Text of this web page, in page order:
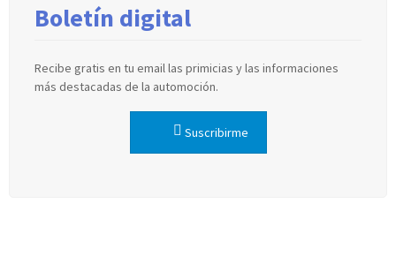
Boletín digital
Recibe gratis en tu email las primicias y las informaciones
más destacadas de la automoción.
Suscribirme